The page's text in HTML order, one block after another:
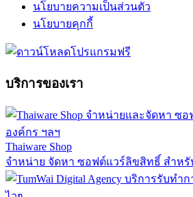
นโยบายความเป็นส่วนตัว
นโยบายคุกกี้
บริการของเรา
Thaiware Shop
จำหน่าย จัดหา ซอฟต์แวร์ลิขสิทธิ์ สำหรั